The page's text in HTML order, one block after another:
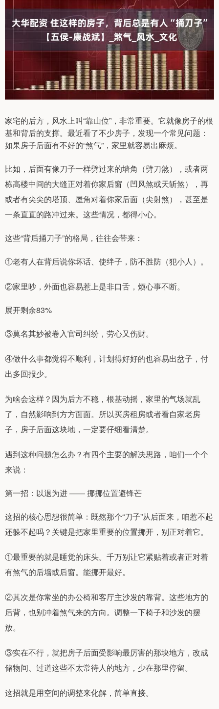
家宅的后方，风水上叫“靠山位”，非常重要。它就像房子的根
基和背后的支撑。最近看了不少房子，发现一个常见问题：
如果房子后面有不好的“煞气”，家里就容易出麻烦。
比如，后面有像刀子一样劈过来的墙角（劈刀煞），或者两
栋高楼中间的大缝正对着你家后窗（凹风煞或天斩煞），再
或者有尖尖的塔顶、屋角对着你家后面（尖射煞），甚至是
一条直直的路冲过来。这些情况，都得小心。
这些“背后捅刀子”的格局，往往会带来：
①老有人在背后说你坏话、使绊子，防不胜防（犯小人）。
②家里吵，外面也容易惹上是非口舌，烦心事不断。
展开剩余83%
③莫名其妙被卷入官司纠纷，劳心又伤财。
④做什么事都觉得不顺利，计划得好好的也容易出岔子，付
出多回报少。
为啥会这样？因为后方不稳，根基动摇，家里的气场就乱
了，自然影响到方方面面。所以买房租房或者看自家老房
子，房子后面这块地，一定要仔细看清楚。
遇到这种问题怎么办？有四个主要的解决思路，咱们一个个
来说：
第一招：以退为进 —— 挪挪位置避锋芒
这招的核心思想很简单：既然那个“刀子”从后面来，咱惹不起
还躲不起吗？关键是把家里重要的位置挪开，别正对着它。
①最重要的就是睡觉的床头。千万别让它紧贴着或者正对着
有煞气的后墙或后窗。能挪开最好。
②其次是你常坐的办公椅和客厅主沙发的靠背。这些地方的
后背，也别冲着煞气来的方向。调整一下椅子和沙发的摆
放。
③实在不行，就把房子后面受影响最厉害的那块地方，改成
储物间、过道这些不太常待人的地方，少在那里停留。
这招就是用空间的调整来化解，简单直接。